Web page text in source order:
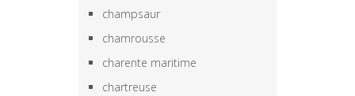
champsaur
chamrousse
charente maritime
chartreuse